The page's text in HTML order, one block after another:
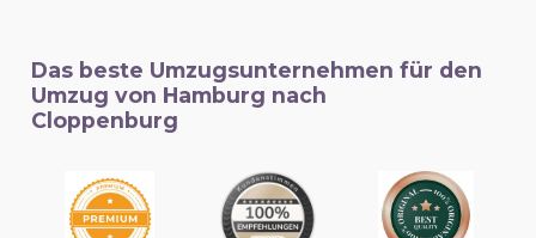
Das beste Umzugsunternehmen für den
Umzug von Hamburg nach
Cloppenburg